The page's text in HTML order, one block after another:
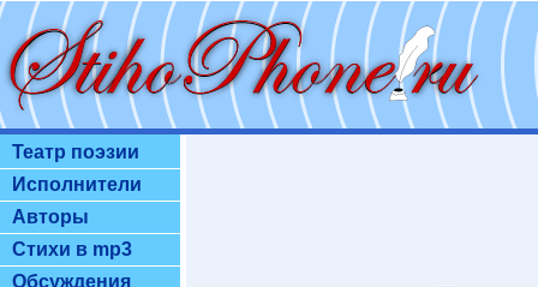
Театр поэзии
Исполнители
Авторы
Стихи в mp3
Обсуждения